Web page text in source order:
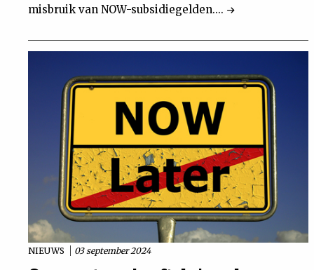
misbruik van NOW-subsidiegelden....
NIEUWS 03 september 2024